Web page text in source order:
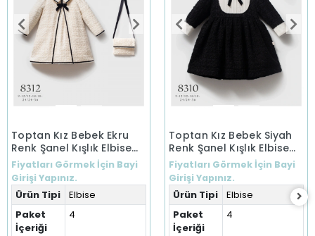
Toptan Kız Bebek Ekru
Renk Şanel Kışlık Elbise
(9-36 Ay)
Fiyatları Görmek İçin Bayi
Girişi Yapınız.
Ürün Tipi
Elbise
Paket
İçeriği
4
Toptan Kız Bebek Siyah
Renk Şanel Kışlık Elbise
(9-36 Ay)
Fiyatları Görmek İçin Bayi
Girişi Yapınız.
Ürün Tipi
Elbise
Paket
İçeriği
4